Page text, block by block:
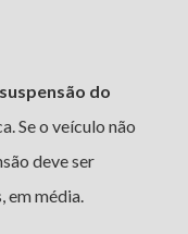
do
Se o veículo não
deve ser
em média.